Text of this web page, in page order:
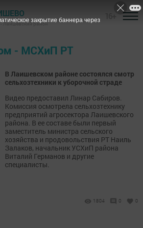
Лаишевский район
- МСХиП РТ
В Лаишевском районе состоялся смотр
сельхозтехники к уборочной страде
Видео предоставил Линар Сабиров.
Комиссия осмотрела сельхозтехнику
предприятий агросектора Лаишевского
района. В ее составе были первый
заместитель министра сельского
хозяйства и продовольствия РТ Наиль
Залаков, начальник УСХиП района
Виталий Германов и другие
специалисты.
1804 0 0
закрытие баннера через